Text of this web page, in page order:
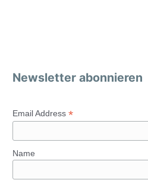
Newsletter abonnieren
Email Address *
Name